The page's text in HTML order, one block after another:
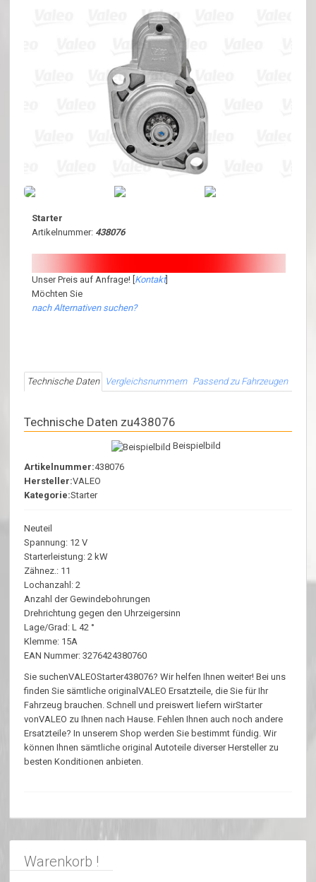
Starter
Artikelnummer: 438076
Unser Preis auf Anfrage! [ Kontakt]
Möchten Sie
nach Alternativen suchen?
Technische Daten Vergleichsnummern Passend zu Fahrzeugen
Technische Daten zu438076
Beispielbild
Artikelnummer:438076
Hersteller:VALEO
Kategorie:Starter
Neuteil
Spannung: 12 V
Starterleistung: 2 kW
Zähnez.: 11
Lochanzahl: 2
Anzahl der Gewindebohrungen
Drehrichtung gegen den Uhrzeigersinn
Lage/Grad: L 42 °
Klemme: 15A
EAN Nummer: 3276424380760
Sie suchenVALEOStarter438076? Wir helfen Ihnen weiter! Bei uns
finden Sie sämtliche originalVALEO Ersatzteile, die Sie für Ihr
Fahrzeug brauchen. Schnell und preiswert liefern wirStarter
vonVALEO zu Ihnen nach Hause. Fehlen Ihnen auch noch andere
Ersatzteile? In unserem Shop werden Sie bestimmt fündig. Wir
können Ihnen sämtliche original Autoteile diverser Hersteller zu
besten Konditionen anbieten.
Warenkorb !